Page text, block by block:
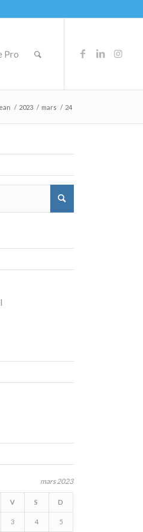
Pro
/ 2023 / mars / 24
mars 2023
V S D
3 4 5